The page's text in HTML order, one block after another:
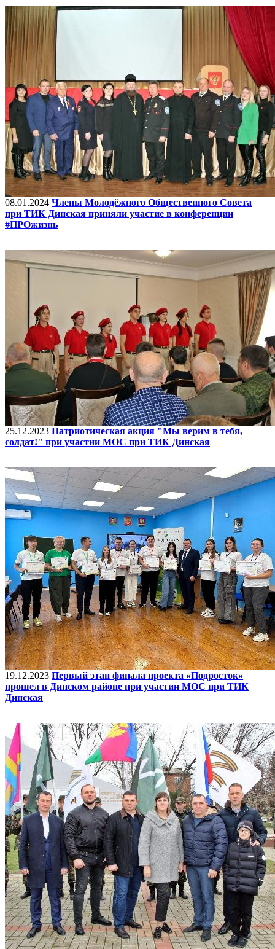
08.01.2024 Члены Молодёжного Общественного Совета
при ТИК Динская приняли участие в конференции
#ПРОжизнь
25.12.2023 Патриотическая акция "Мы верим в тебя,
солдат!" при участии МОС при ТИК Динская
19.12.2023 Первый этап финала проекта «Подросток»
прошел в Динском районе при участии МОС при ТИК
Динская